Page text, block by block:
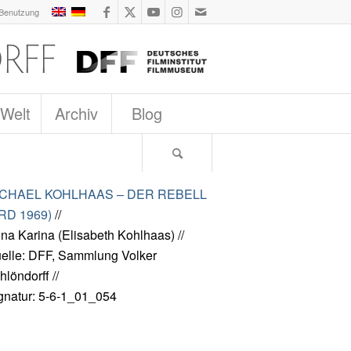
Archiv Blog
KOHLHAAS – DER REBELL
1969) //
Karina (Elisabeth Kohlhaas) //
DFF, Sammlung Volker
//
5-6-1_01_054